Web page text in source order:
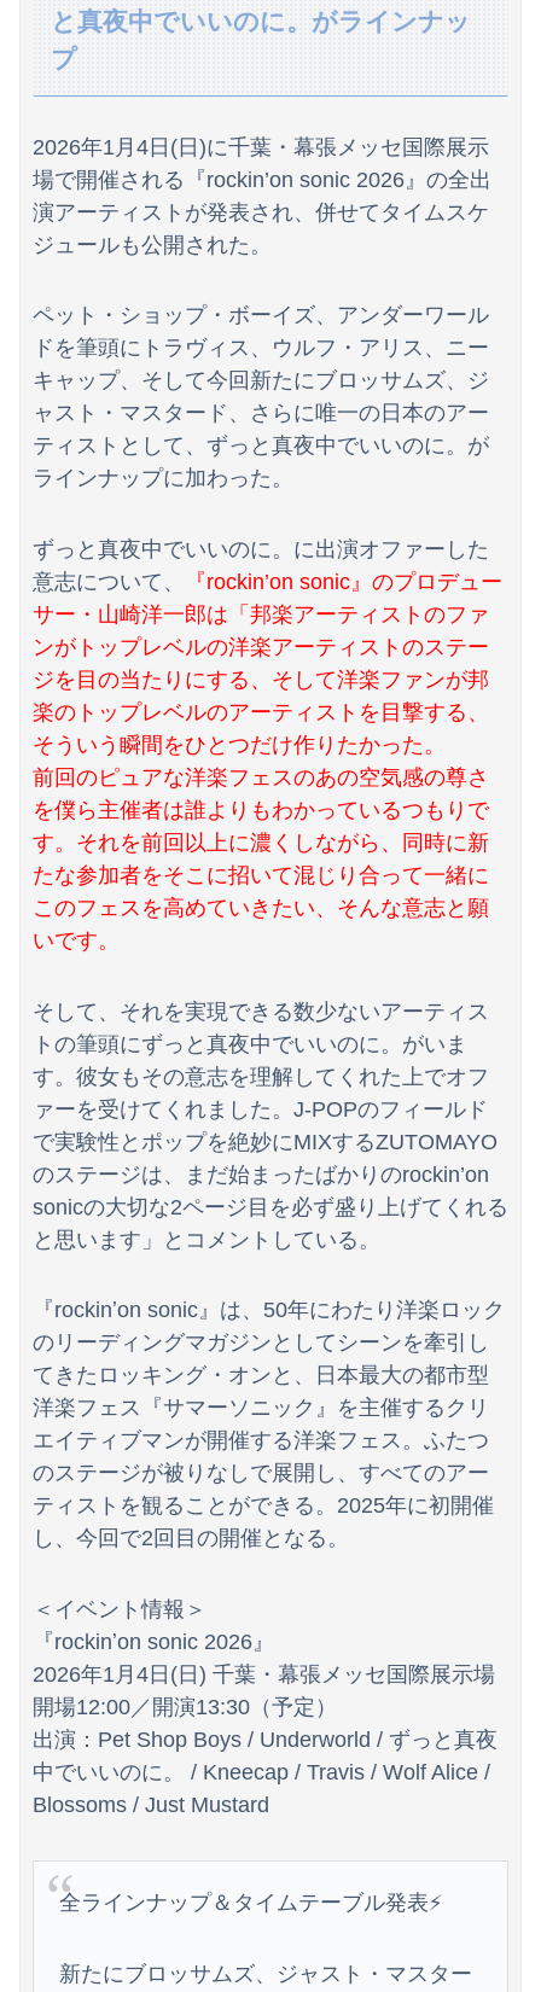
広瀬章人九段、挑決前日に親子ケンカ 「世間も家庭内でも注目度が上がる」
大学の時、クラスの大多数テストでカンニングしてた科目があった。で、カンニングしてない私が笑われた
【画像】どのくノ一を快楽責めしたいｗｗｗｗｗ
【悲報】露悪系アニメ、最盛期へｗｗｗｗｗ
【ネット】荒らしが『警察官発砲で犯人の自傷行為が無かったことにされた』記事に「難癖な記事」とイチャモン→自傷行為の動画が拡散してマスゴミの偏向報...
【ニュース】 台風13号、迷走・・・
Powered by livedoor 相互RSS
と真夜中でいいのに。がラインナッ
プ
2026年1月4日(日)に千葉・幕張メッセ国際展示
場で開催される『rockin’on sonic 2026』の全出
演アーティストが発表され、併せてタイムスケ
ジュールも公開された。
ペット・ショップ・ボーイズ、アンダーワール
ドを筆頭にトラヴィス、ウルフ・アリス、ニー
キャップ、そして今回新たにブロッサムズ、ジ
ャスト・マスタード、さらに唯一の日本のアー
ティストとして、ずっと真夜中でいいのに。が
ラインナップに加わった。
ずっと真夜中でいいのに。に出演オファーした
意志について、
『rockin’on sonic』のプロデュー
サー・山崎洋一郎は「邦楽アーティストのファ
ンがトップレベルの洋楽アーティストのステー
ジを目の当たりにする、そして洋楽ファンが邦
楽のトップレベルのアーティストを目撃する、
そういう瞬間をひとつだけ作りたかった。
前回のピュアな洋楽フェスのあの空気感の尊さ
を僕ら主催者は誰よりもわかっているつもりで
す。それを前回以上に濃くしながら、同時に新
たな参加者をそこに招いて混じり合って一緒に
このフェスを高めていきたい、そんな意志と願
いです。
そして、それを実現できる数少ないアーティス
トの筆頭にずっと真夜中でいいのに。がいま
す。彼女もその意志を理解してくれた上でオフ
ァーを受けてくれました。J-POPのフィールド
で実験性とポップを絶妙にMIXするZUTOMAYO
のステージは、まだ始まったばかりのrockin’on
sonicの大切な2ページ目を必ず盛り上げてくれる
と思います」とコメントしている。
『rockinʼon sonic』は、50年にわたり洋楽ロック
のリーディングマガジンとしてシーンを牽引し
てきたロッキング・オンと、日本最大の都市型
洋楽フェス『サマーソニック』を主催するクリ
エイティブマンが開催する洋楽フェス。ふたつ
のステージが被りなしで展開し、すべてのアー
ティストを観ることができる。2025年に初開催
し、今回で2回目の開催となる。
＜イベント情報＞
『rockinʼon sonic 2026』
2026年1月4日(日) 千葉・幕張メッセ国際展示場
開場12:00／開演13:30（予定）
出演：Pet Shop Boys / Underworld / ずっと真夜
中でいいのに。 / Kneecap / Travis / Wolf Alice /
Blossoms / Just Mustard
全ラインナップ＆タイムテーブル発表⚡️
新たにブロッサムズ、ジャスト・マスター